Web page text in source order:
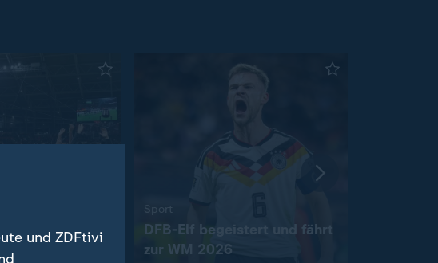
von
Sport
DFB-Elf begeistert und fährt
zur WM 2026
und ZDFtivi